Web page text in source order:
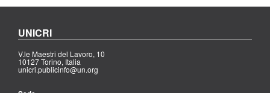
UNICRI
V.le Maestri del Lavoro, 10
10127 Torino, Italia
unicri.publicinfo@un.org